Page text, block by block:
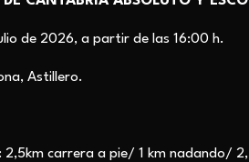
de 2026, a partir de las 16:00 h.
Astillero.
2,5km carrera a pie/ 1 km nadando/